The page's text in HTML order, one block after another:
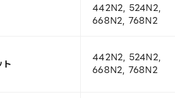
442N2, 524N2,
668N2, 768N2
ト
442N2, 524N2,
668N2, 768N2